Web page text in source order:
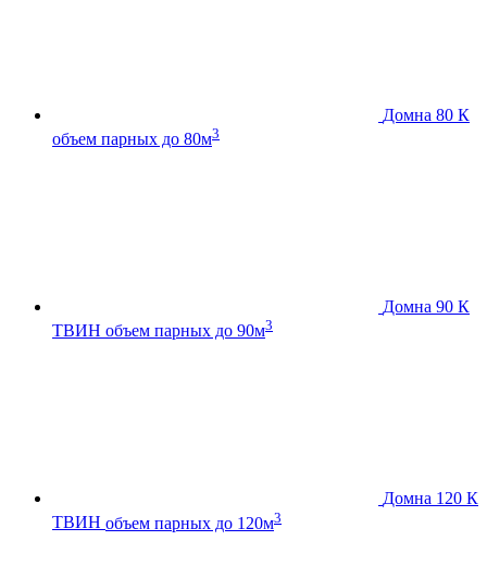
Домна 80 К
объем парных до 80м3
Домна 90 К
ТВИН объем парных до 90м3
Домна 120 К
ТВИН объем парных до 120м3